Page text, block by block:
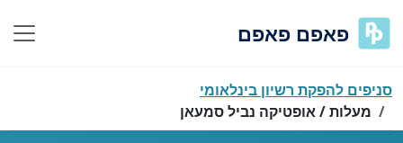
פאפם פאפם
סניפים להפקת רשיון בינלאומי
מעלות / אופטיקה נביל סמעאן